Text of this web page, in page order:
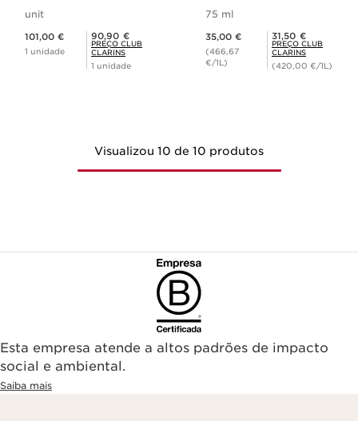
unit
101,00 €
1 unidade
Preço Club Clarins 90,90 €
90,90 €
PREÇO CLUB
CLARINS
1 unidade
75 ml
35,00 €
(466,67
€/1L)
Preço Club Clarins 31,50 €
31,50 €
PREÇO CLUB
CLARINS
(420,00 €/1L)
Visualizou 10 de 10 produtos
Esta empresa atende a altos padrões de impacto
social e ambiental.
Saiba mais